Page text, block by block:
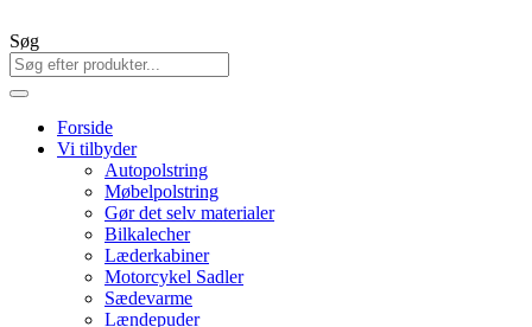
Søg
Forside
Vi tilbyder
Autopolstring
Møbelpolstring
Gør det selv materialer
Bilkalecher
Læderkabiner
Motorcykel Sadler
Sædevarme
Lændepuder